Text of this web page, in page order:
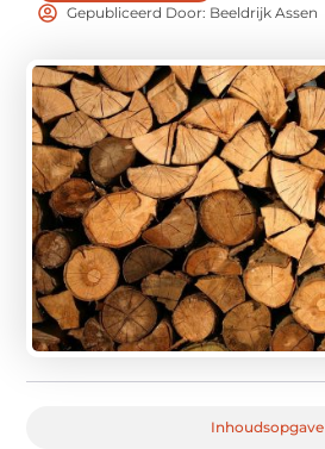
Gepubliceerd Door: Beeldrijk Assen
Inhoudsopgave